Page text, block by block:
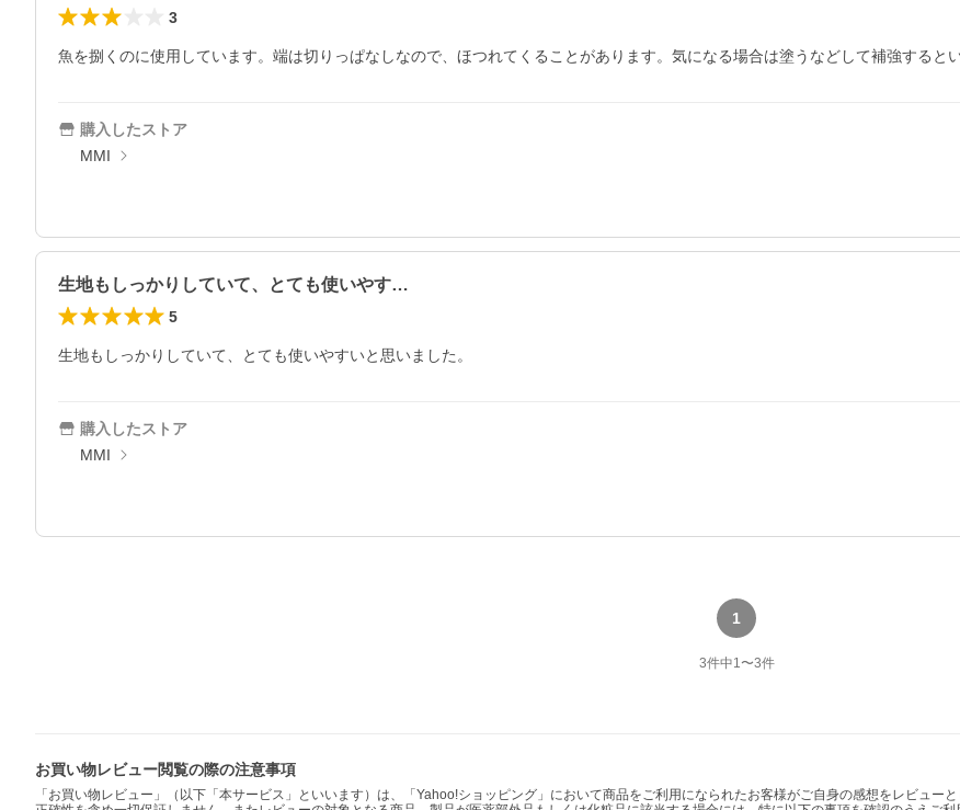
3
魚を捌くのに使用しています。端は切りっぱなしなので、ほつれてくることがあります。気になる場合は塗うなどして補強すると
購入したストア
MMI
生地もしっかりしていて、とても使いやす…
5
購入したストア
MMI
1
3件中1〜3件
お買い物レビュー閲覧の際の注意事項
「お買い物レビュー」（以下「本サービス」といいます）は、「Yahoo!ショッピング」において商品をご利用になられたお客様がご自身の感想をレビュ